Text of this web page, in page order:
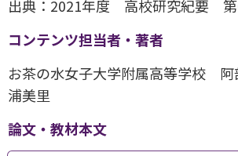
出典：2021年度 高校研究紀要 第
コンテンツ担当者・著者
お茶の水女子大学附属高等学校
浦美里
論文・教材本文